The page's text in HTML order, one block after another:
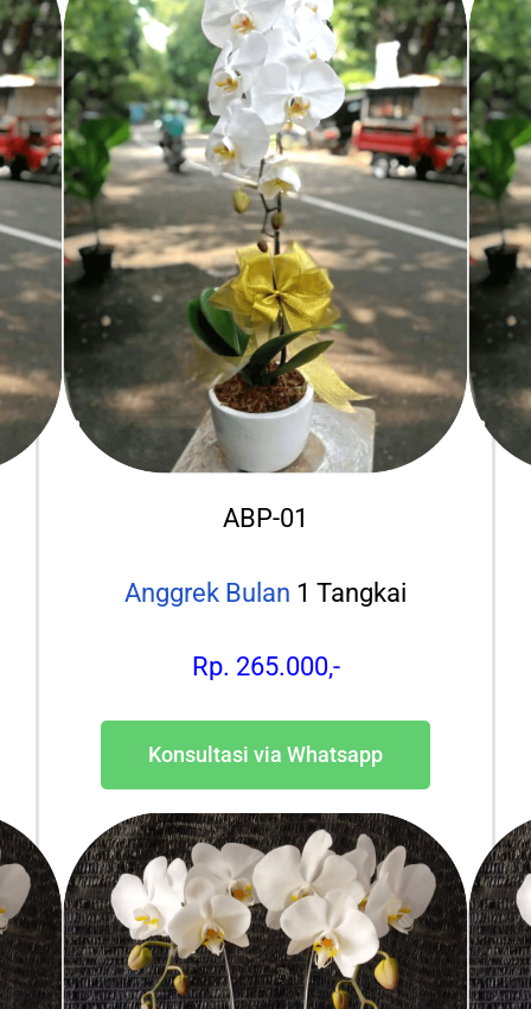
ABP-01
Anggrek Bulan 1 Tangkai
Rp. 265.000,-
Konsultasi via Whatsapp